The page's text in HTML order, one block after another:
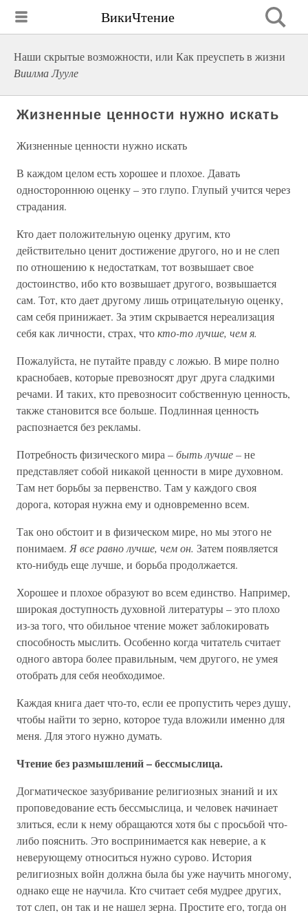
ВикиЧтение
Наши скрытые возможности, или Как преуспеть в жизни
Виилма Лууле
Жизненные ценности нужно искать
Жизненные ценности нужно искать
В каждом целом есть хорошее и плохое. Давать
одностороннюю оценку – это глупо. Глупый учится через
страдания.
Кто дает положительную оценку другим, кто
действительно ценит достижение другого, но и не слеп
по отношению к недостаткам, тот возвышает свое
достоинство, ибо кто возвышает другого, возвышается
сам. Тот, кто дает другому лишь отрицательную оценку,
сам себя принижает. За этим скрывается нереализация
себя как личности, страх, чтокто-то лучше, чем я.
Пожалуйста, не путайте правду с ложью. В мире полно
краснобаев, которые превозносят друг друга сладкими
речами. И таких, кто превозносит собственную ценность,
также становится все больше. Подлинная ценность
распознается без рекламы.
Потребность физического мира –быть лучше –не
представляет собой никакой ценности в мире духовном.
Там нет борьбы за первенство. Там у каждого своя
дорога, которая нужна ему и одновременно всем.
Так оно обстоит и в физическом мире, но мы этого не
понимаем. Я все равно лучше, чем он. Затем появляется
кто-нибудь еще лучше, и борьба продолжается.
Хорошее и плохое образуют во всем единство. Например,
широкая доступность духовной литературы – это плохо
из-за того, что обильное чтение может заблокировать
способность мыслить. Особенно когда читатель считает
одного автора более правильным, чем другого, не умея
отобрать для себя необходимое.
Каждая книга дает что-то, если ее пропустить через душу,
чтобы найти то зерно, которое туда вложили именно для
меня. Для этого нужно думать.
Чтение без размышлений – бессмыслица.
Догматическое зазубривание религиозных знаний и их
проповедование есть бессмыслица, и человек начинает
злиться, если к нему обращаются хотя бы с просьбой что-
либо пояснить. Это воспринимается как неверие, а к
неверующему относиться нужно сурово. История
религиозных войн должна была бы уже научить многому,
однако еще не научила. Кто считает себя мудрее других,
тот слеп, он так и не нашел зерна. Простите его, тогда он